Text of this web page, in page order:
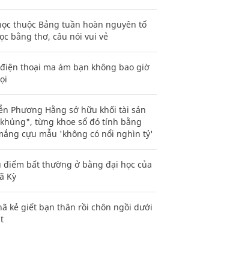
thuộc Bảng tuần hoàn nguyên tố
bằng thơ, câu nói vui vẻ
thoại ma ám bạn không bao giờ
Phương Hằng sở hữu khối tài sản
từng khoe sổ đỏ tính bằng
cựu mẫu 'không có nổi nghìn tỷ'
điểm bất thường ở bằng đại học của
Kỳ
kẻ giết bạn thân rồi chôn ngồi dưới